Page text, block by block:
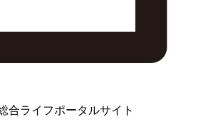
合ライフポータルサイト